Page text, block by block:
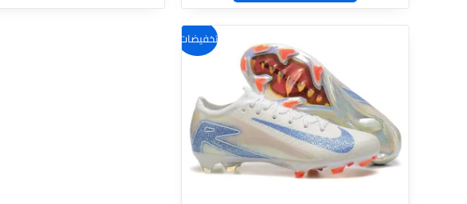
تخفيضات!
العديد
من
الأشكال
المختلفة
لهذا
المنتج.